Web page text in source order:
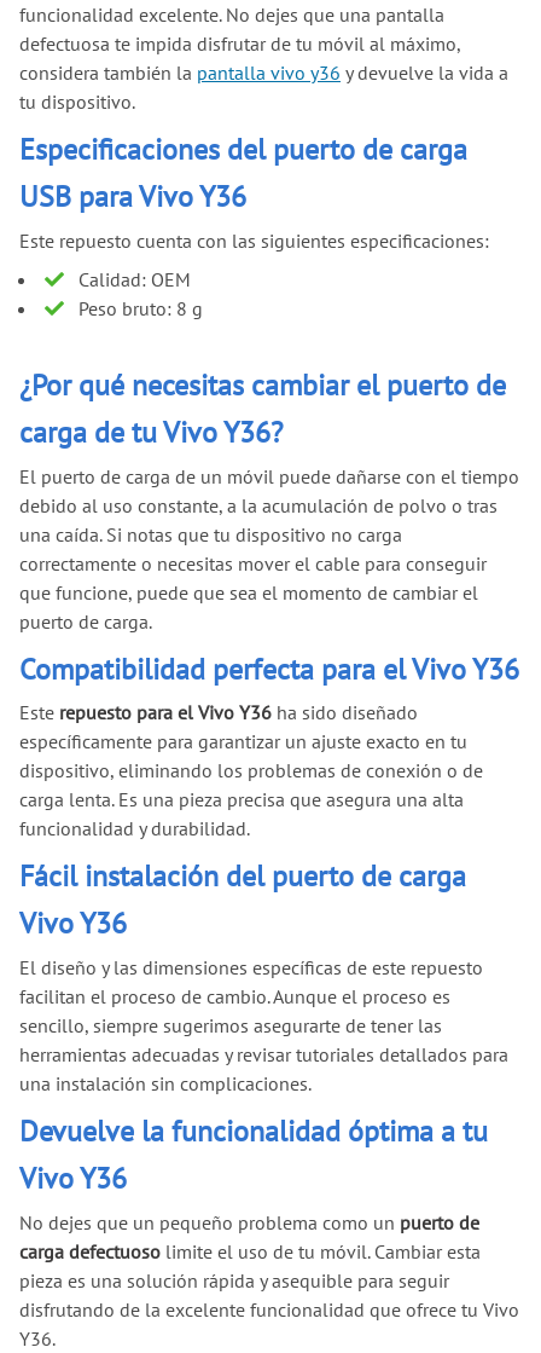
funcionalidad excelente. No dejes que una pantalla
defectuosa te impida disfrutar de tu móvil al máximo,
considera también la pantalla vivo y36 y devuelve la vida a
tu dispositivo.
Especificaciones del puerto de carga
USB para Vivo Y36
Este repuesto cuenta con las siguientes especificaciones:
Calidad: OEM
Peso bruto: 8 g
¿Por qué necesitas cambiar el puerto de
carga de tu Vivo Y36?
El puerto de carga de un móvil puede dañarse con el tiempo
debido al uso constante, a la acumulación de polvo o tras
una caída. Si notas que tu dispositivo no carga
correctamente o necesitas mover el cable para conseguir
que funcione, puede que sea el momento de cambiar el
puerto de carga.
Compatibilidad perfecta para el Vivo Y36
Este repuesto para el Vivo Y36 ha sido diseñado
específicamente para garantizar un ajuste exacto en tu
dispositivo, eliminando los problemas de conexión o de
carga lenta. Es una pieza precisa que asegura una alta
funcionalidad y durabilidad.
Fácil instalación del puerto de carga
Vivo Y36
El diseño y las dimensiones específicas de este repuesto
facilitan el proceso de cambio. Aunque el proceso es
sencillo, siempre sugerimos asegurarte de tener las
herramientas adecuadas y revisar tutoriales detallados para
una instalación sin complicaciones.
Devuelve la funcionalidad óptima a tu
Vivo Y36
No dejes que un pequeño problema como un puerto de
carga defectuoso limite el uso de tu móvil. Cambiar esta
pieza es una solución rápida y asequible para seguir
disfrutando de la excelente funcionalidad que ofrece tu Vivo
Y36.